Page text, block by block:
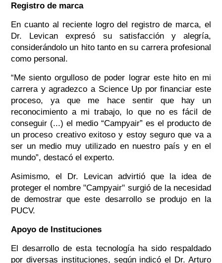
Registro de marca
En cuanto al reciente logro del registro de marca, el
Dr. Levican expresó su satisfacción y alegría,
considerándolo un hito tanto en su carrera profesional
como personal.
“Me siento orgulloso de poder lograr este hito en mi
carrera y agradezco a Science Up por financiar este
proceso, ya que me hace sentir que hay un
reconocimiento a mi trabajo, lo que no es fácil de
conseguir (...) el medio “Campyair” es el producto de
un proceso creativo exitoso y estoy seguro que va a
ser un medio muy utilizado en nuestro país y en el
mundo”, destacó el experto.
Asimismo, el Dr. Levican advirtió que
la idea de
proteger el nombre "Campyair" surgió de la necesidad
de demostrar que este desarrollo se produjo en la
PUCV.
Apoyo de Instituciones
El desarrollo de esta tecnología ha sido respaldado
por diversas instituciones, según indicó el Dr. Arturo